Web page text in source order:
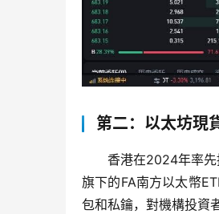
第二：以太坊現
香港在2024年率先
旗下的FA南方以太幣
包和私鑰，對機構投資